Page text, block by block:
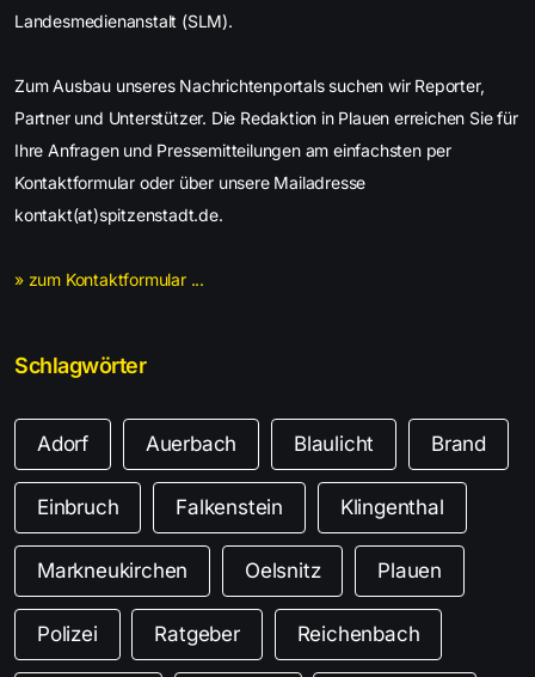
Landesmedienanstalt (SLM).
Zum Ausbau unseres Nachrichtenportals suchen wir Reporter,
Partner und Unterstützer. Die Redaktion in Plauen erreichen Sie für
Ihre Anfragen und Pressemitteilungen am einfachsten per
Kontaktformular oder über unsere Mailadresse
kontakt(at)spitzenstadt.de.
» zum Kontaktformular ...
Schlagwörter
Adorf Auerbach Blaulicht Brand
Einbruch Falkenstein Klingenthal
Markneukirchen Oelsnitz Plauen
Polizei Ratgeber Reichenbach